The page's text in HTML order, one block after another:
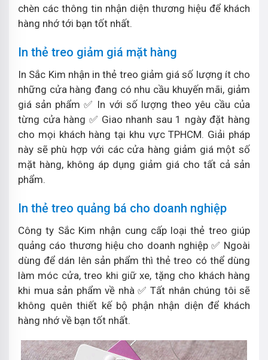
chèn các thông tin nhận diện thương hiệu để khách
hàng nhớ tới bạn tốt nhất.
In thẻ treo giảm giá mặt hàng
In Sắc Kim nhận in thẻ treo giảm giá số lượng ít cho
những cửa hàng đang có nhu cầu khuyến mãi, giảm
giá sản phẩm ✅ In với số lượng theo yêu cầu của
từng cửa hàng ✅ Giao nhanh sau 1 ngày đặt hàng
cho mọi khách hàng tại khu vực TPHCM. Giải pháp
này sẽ phù hợp với các cửa hàng giảm giá một số
mặt hàng, không áp dụng giảm giá cho tất cả sản
phẩm.
In thẻ treo quảng bá cho doanh nghiệp
Công ty Sắc Kim nhận cung cấp loại thẻ treo giúp
quảng cáo thương hiệu cho doanh nghiệp ✅ Ngoài
dùng để dán lên sản phẩm thì thẻ treo có thể dùng
làm móc cửa, treo khi giữ xe, tặng cho khách hàng
khi mua sản phẩm về nhà ✅ Tất nhân chúng tôi sẽ
không quên thiết kế bộ phận nhận diện để khách
hàng nhớ về bạn tốt nhất.